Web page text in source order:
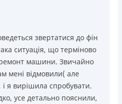
звертатися до фін
ситуація, що терміново
ремонт машини. Звичайно
мені відмовили( але
я вирішила спробувати.
усе детально пояснили,